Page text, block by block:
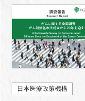
日本医療政策機構